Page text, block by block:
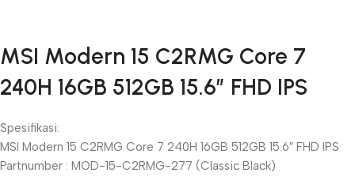
Black Friday
Blowout!
MSI Modern 15 C2RMG Core 7
240H 16GB 512GB 15.6″ FHD IPS
Spesifikasi:
MSI Modern 15 C2RMG Core 7 240H 16GB 512GB 15.6″ FHD IPS
Partnumber : MOD-15-C2RMG-277 (Classic Black)